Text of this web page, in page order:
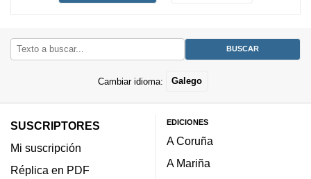
Cambiar idioma: Galego
SUSCRIPTORES
Mi suscripción
Réplica en PDF
EDICIONES
A Coruña
A Mariña